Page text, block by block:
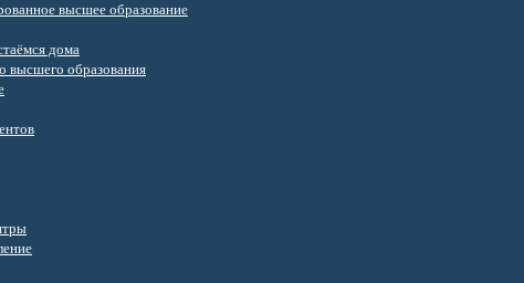
высшее образование
дома
высшего образования